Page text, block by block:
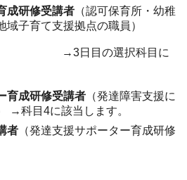
成研修受講者 （認可保育所・幼稚
域子育て支援拠点の職員）
選択科目に
育成研修受講者 （発達障害支援に
→科目4に該当します。
者 （発達支援サポーター育成研修